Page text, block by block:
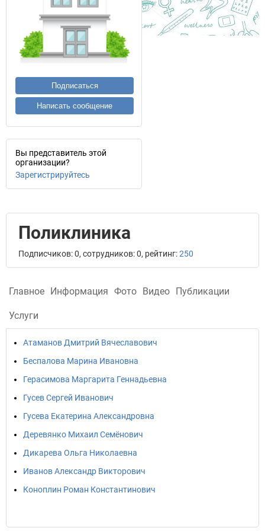
Подписаться
Написать сообщение
Вы представитель этой
организации?
Зарегистрируйтесь
Поликлиника
Подписчиков: 0, сотрудников: 0, рейтинг:250
Главное Информация Фото Видео Публикации
Услуги
Атаманов Дмитрий Вячеславович
Беспалова Марина Ивановна
Герасимова Маргарита Геннадьевна
Гусев Сергей Иванович
Гусева Екатерина Александровна
Деревянко Михаил Семёнович
Дикарева Ольга Николаевна
Иванов Александр Викторович
Коноплин Роман Константинович